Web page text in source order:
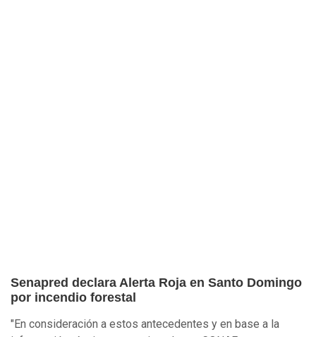
Senapred declara Alerta Roja en Santo Domingo
por incendio forestal
"En consideración a estos antecedentes y en base a la